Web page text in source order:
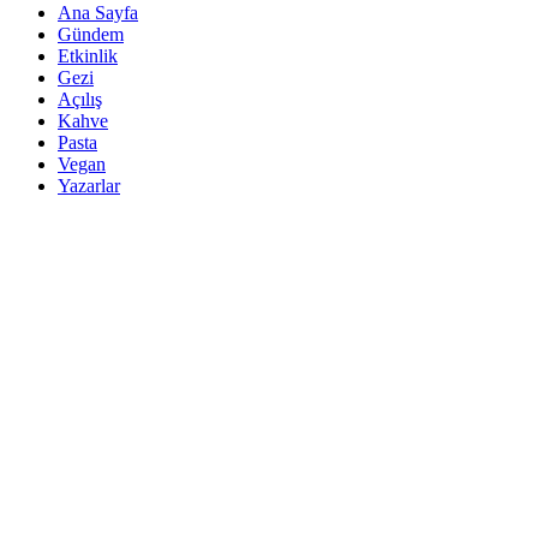
Ana Sayfa
Gündem
Etkinlik
Gezi
Açılış
Kahve
Pasta
Vegan
Yazarlar